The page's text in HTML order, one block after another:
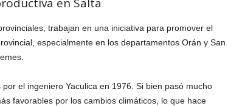
trabajan en una iniciativa para promover el
especialmente en los departamentos Orán y San
el ingeniero Yaculica en 1976. Si bien pasó mucho
favorables por los cambios climáticos, lo que hace